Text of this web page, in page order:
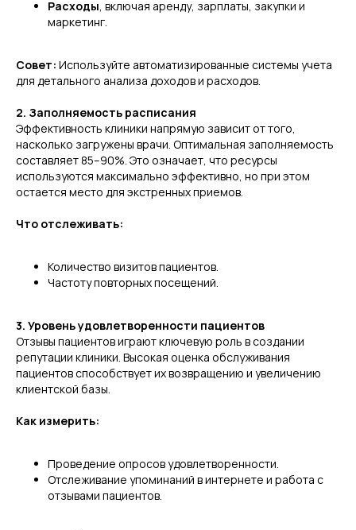
Расходы, включая аренду, зарплаты, закупки и
маркетинг.
Совет: Используйте автоматизированные системы учета
для детального анализа доходов и расходов.
2. Заполняемость расписания
Эффективность клиники напрямую зависит от того,
насколько загружены врачи. Оптимальная заполняемость
составляет 85–90%. Это означает, что ресурсы
используются максимально эффективно, но при этом
остается место для экстренных приемов.
Что отслеживать:
Количество визитов пациентов.
Частоту повторных посещений.
3. Уровень удовлетворенности пациентов
Отзывы пациентов играют ключевую роль в создании
репутации клиники. Высокая оценка обслуживания
пациентов способствует их возвращению и увеличению
клиентской базы.
Как измерить:
Проведение опросов удовлетворенности.
Отслеживание упоминаний в интернете и работа с
отзывами пациентов.